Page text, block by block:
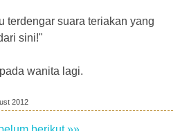
terdengar suara teriakan yang
sini!"
wanita lagi.
2012